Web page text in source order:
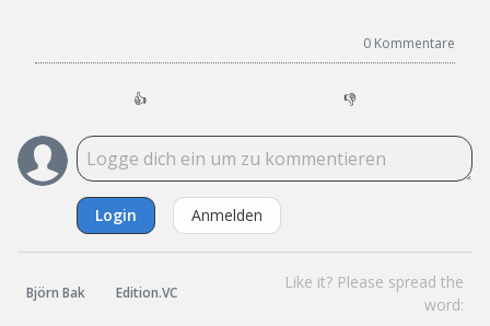
0 Kommentare
👍 👎
Login Anmelden
Björn Bak Edition.VC
Like it? Please spread the
word: